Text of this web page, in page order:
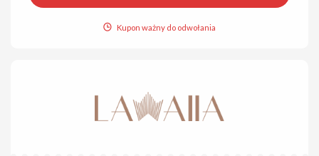
Kupon ważny do odwołania